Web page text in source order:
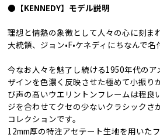
●【KENNEDY】モデル説明
理想と情熱の象徴として人々の心に刻ま
大統領、ジョン•F•ケネディにちなんで名
今なお人々を魅了し続ける1950年代の
ザインを色濃く反映させた極めて小振り
び声の高いウエリントンフレームは程良
ジを合わせてクセの少ないクラシックさ
コレクションです。
12mm厚の特注アセテート生地を用いた